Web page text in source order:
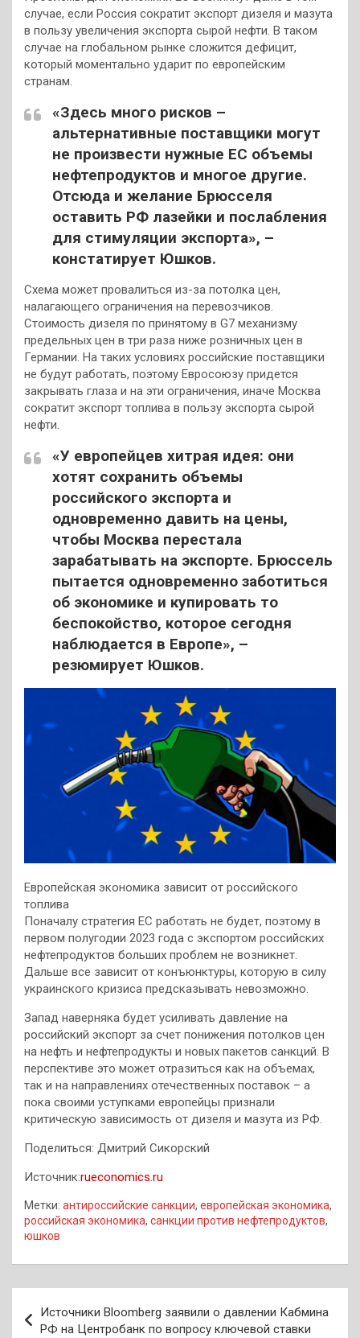
случае, если Россия сократит экспорт дизеля и мазута
в пользу увеличения экспорта сырой нефти. В таком
случае на глобальном рынке сложится дефицит,
который моментально ударит по европейским
странам.
«Здесь много рисков –
альтернативные поставщики могут
не произвести нужные ЕС объемы
нефтепродуктов и многое другие.
Отсюда и желание Брюсселя
оставить РФ лазейки и послабления
для стимуляции экспорта», –
констатирует Юшков.
Схема может провалиться из-за потолка цен,
налагающего ограничения на перевозчиков.
Стоимость дизеля по принятому в G7 механизму
предельных цен в три раза ниже розничных цен в
Германии. На таких условиях российские поставщики
не будут работать, поэтому Евросоюзу придется
закрывать глаза и на эти ограничения, иначе Москва
сократит экспорт топлива в пользу экспорта сырой
нефти.
«У европейцев хитрая идея: они
хотят сохранить объемы
российского экспорта и
одновременно давить на цены,
чтобы Москва перестала
зарабатывать на экспорте. Брюссель
пытается одновременно заботиться
об экономике и купировать то
беспокойство, которое сегодня
наблюдается в Европе», –
резюмирует Юшков.
Европейская экономика зависит от российского
топлива
Поначалу стратегия ЕС работать не будет, поэтому в
первом полугодии 2023 года с экспортом российских
нефтепродуктов больших проблем не возникнет.
Дальше все зависит от конъюнктуры, которую в силу
украинского кризиса предсказывать невозможно.
Запад наверняка будет усиливать давление на
российский экспорт за счет понижения потолков цен
на нефть и нефтепродукты и новых пакетов санкций. В
перспективе это может отразиться как на объемах,
так и на направлениях отечественных поставок – а
пока своими уступками европейцы признали
критическую зависимость от дизеля и мазута из РФ.
Поделиться: Дмитрий Сикорский
Источник:rueconomics.ru
Метки: антироссийские санкции, европейская экономика,
российская экономика, санкции против нефтепродуктов,
юшков
по
Источники Bloomberg заявили о давлении Кабмина
РФ на Центробанк по вопросу ключевой ставки